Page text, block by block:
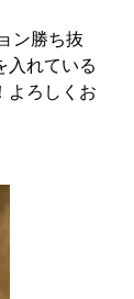
ン勝ち抜
入れている
よろしくお